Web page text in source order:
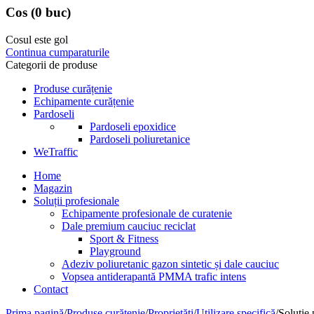
Cos (0 buc)
Cosul este gol
Continua cumparaturile
Categorii de produse
Produse curățenie
Echipamente curățenie
Pardoseli
Pardoseli epoxidice
Pardoseli poliuretanice
WeTraffic
Home
Magazin
Soluții profesionale
Echipamente profesionale de curatenie
Dale premium cauciuc reciclat
Sport & Fitness
Playground
Adeziv poliuretanic gazon sintetic și dale cauciuc
Vopsea antiderapantă PMMA trafic intens
Contact